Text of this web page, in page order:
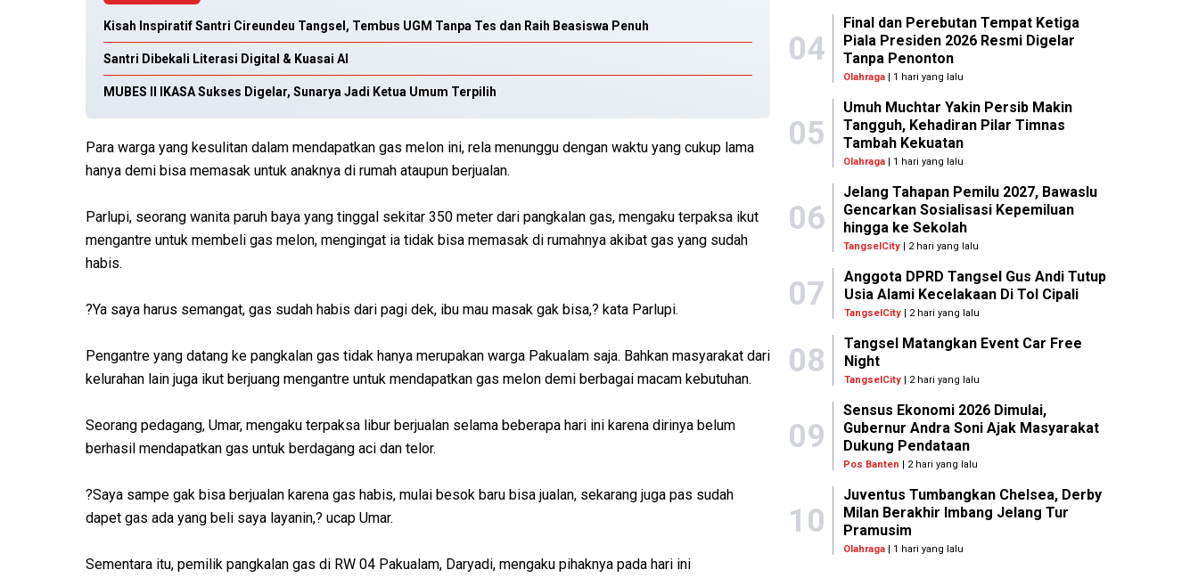
Kisah Inspiratif Santri Cireundeu Tangsel, Tembus UGM Tanpa Tes dan Raih Beasiswa Penuh
Santri Dibekali Literasi Digital & Kuasai AI
MUBES II IKASA Sukses Digelar, Sunarya Jadi Ketua Umum Terpilih
Para warga yang kesulitan dalam mendapatkan gas melon ini, rela menunggu dengan waktu yang cukup lama
hanya demi bisa memasak untuk anaknya di rumah ataupun berjualan.
Parlupi, seorang wanita paruh baya yang tinggal sekitar 350 meter dari pangkalan gas, mengaku terpaksa ikut
mengantre untuk membeli gas melon, mengingat ia tidak bisa memasak di rumahnya akibat gas yang sudah
habis.
?Ya saya harus semangat, gas sudah habis dari pagi dek, ibu mau masak gak bisa,? kata Parlupi.
Pengantre yang datang ke pangkalan gas tidak hanya merupakan warga Pakualam saja. Bahkan masyarakat dari
kelurahan lain juga ikut berjuang mengantre untuk mendapatkan gas melon demi berbagai macam kebutuhan.
Seorang pedagang, Umar, mengaku terpaksa libur berjualan selama beberapa hari ini karena dirinya belum
berhasil mendapatkan gas untuk berdagang aci dan telor.
?Saya sampe gak bisa berjualan karena gas habis, mulai besok baru bisa jualan, sekarang juga pas sudah
dapet gas ada yang beli saya layanin,? ucap Umar.
Sementara itu, pemilik pangkalan gas di RW 04 Pakualam, Daryadi, mengaku pihaknya pada hari ini
04
Final dan Perebutan Tempat Ketiga
Piala Presiden 2026 Resmi Digelar
Tanpa Penonton
Olahraga | 1 hari yang lalu
05
Umuh Muchtar Yakin Persib Makin
Tangguh, Kehadiran Pilar Timnas
Tambah Kekuatan
Olahraga | 1 hari yang lalu
06
Jelang Tahapan Pemilu 2027, Bawaslu
Gencarkan Sosialisasi Kepemiluan
hingga ke Sekolah
TangselCity | 2 hari yang lalu
07
Anggota DPRD Tangsel Gus Andi Tutup
Usia Alami Kecelakaan Di Tol Cipali
TangselCity| 2 hari yang lalu
08
Tangsel Matangkan Event Car Free
Night
TangselCity| 2 hari yang lalu
09
Sensus Ekonomi 2026 Dimulai,
Gubernur Andra Soni Ajak Masyarakat
Dukung Pendataan
Pos Banten | 2 hari yang lalu
10
Juventus Tumbangkan Chelsea, Derby
Milan Berakhir Imbang Jelang Tur
Pramusim
Olahraga | 1 hari yang lalu